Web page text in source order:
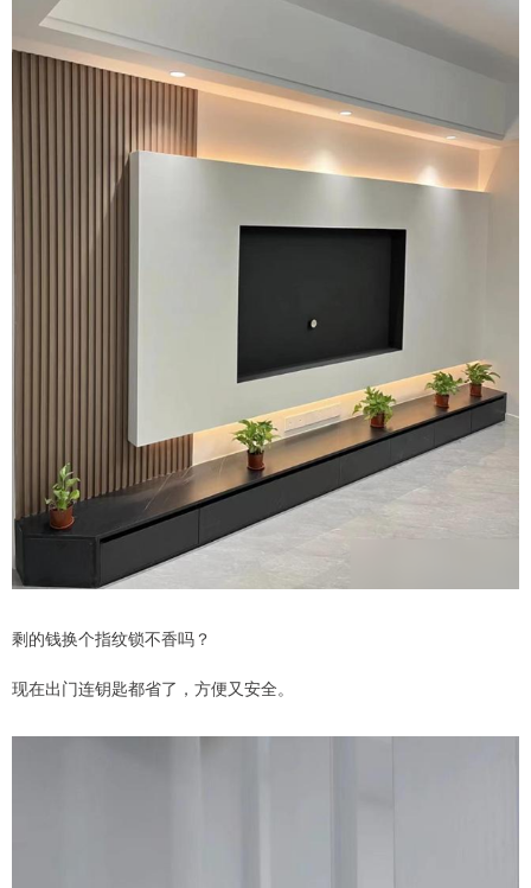
剩的钱换个指纹锁不香吗？
现在出门连钥匙都省了，方便又安全。